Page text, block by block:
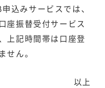
込みサービスでは、
座振替受付サービス
上記時間帯は口座登
せん。
以上